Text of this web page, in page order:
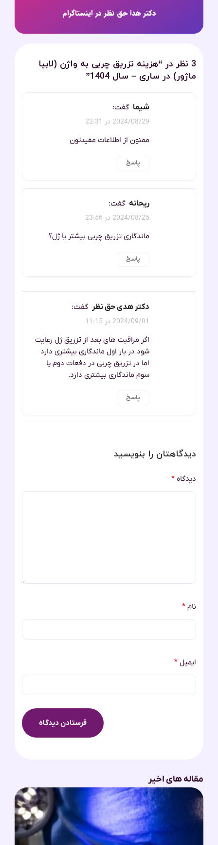
دکتر هدا حق نظر در اینستاگرام
3 نظر در “
هزینه تزریق چربی به واژن (لابیا
ماژور) در ساری – سال 1404
”
شیما گفت:
2024/08/29 در 22:31
ممنون از اطلاعات مفیدتون
پاسخ
ریحانه گفت:
2024/08/25 در 23:56
ماندگاری تزریق چربی بیشتر یا ژل؟
پاسخ
دکتر هدی حق نظر گفت:
2024/09/01 در 11:15
اگر مراقبت های بعد از تزریق ژل رعایت
شود در بار اول ماندگاری بیشتری دارد
اما در تزریق چربی در دفعات دوم یا
سوم ماندگاری بیشتری دارد.
پاسخ
دیدگاهتان را بنویسید
دیدگاه *
نام *
ایمیل *
مقاله های اخیر